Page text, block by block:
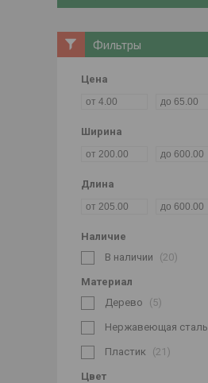
Фильтры
Цена
Ширина
Длина
Наличие
В наличии
20
Материал
Дерево
5
Нержавеющая сталь
Пластик 21
Цвет